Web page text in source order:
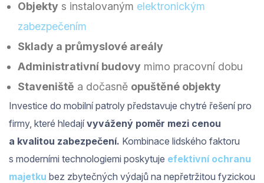
Objekty s instalovaným elektronickým
zabezpečením
Sklady a průmyslové areály
Administrativní budovy mimo pracovní dobu
Staveniště a dočasně opuštěné objekty
Investice do mobilní patroly představuje chytré řešení pro
firmy, které hledajívyvážený poměr mezi cenou
a kvalitou zabezpečení. Kombinace lidského faktoru
s moderními technologiemi poskytuje efektivní ochranu
majetku bez zbytečných výdajů na nepřetržitou fyzickou